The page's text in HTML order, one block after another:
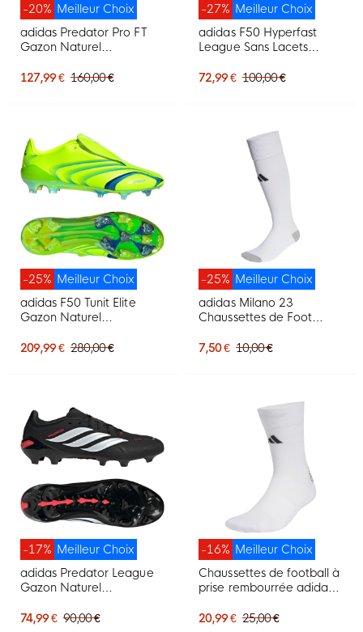
Meilleur Choix
-20%
adidas Predator Pro FT
Gazon Naturel
Rose Vif Gris Argenté
127,99 € 160,00 €
Meilleur Choix
-27%
adidas F50 Hyperfast
League Sans Lacets
Chaussures de Foot (FG)
72,99 € 100,00 €
Meilleur Choix
-25%
adidas F50 Tunit Elite
Gazon Naturel
Lucid Lemon Bleu
209,99 € 280,00 €
Meilleur Choix
-25%
adidas Milano 23
Chaussettes de Foot
7,50 € 10,00 €
Meilleur Choix
-17%
adidas Predator League
Gazon Naturel
Noir Blanc Rouge
74,99 € 90,00 €
Meilleur Choix
-16%
Chaussettes de football à
prise rembourrée adidas,
20,99 € 25,00 €